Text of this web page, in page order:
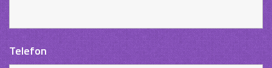
Telefon